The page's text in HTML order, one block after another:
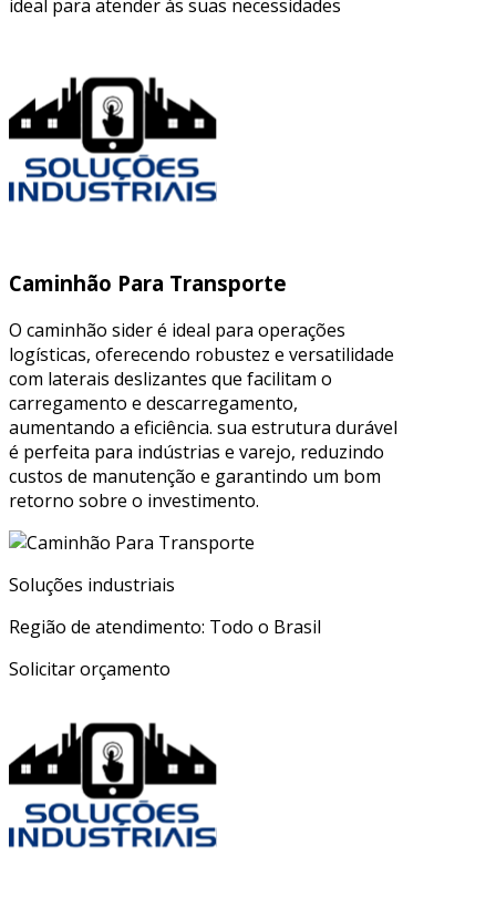
ideal para atender às suas necessidades
Caminhão Para Transporte
O caminhão sider é ideal para operações
logísticas, oferecendo robustez e versatilidade
com laterais deslizantes que facilitam o
carregamento e descarregamento,
aumentando a eficiência. sua estrutura durável
é perfeita para indústrias e varejo, reduzindo
custos de manutenção e garantindo um bom
retorno sobre o investimento.
Soluções industriais
Região de atendimento: Todo o Brasil
Solicitar orçamento